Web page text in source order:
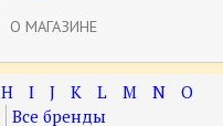
О МАГАЗИНЕ
H I J K L M N
O